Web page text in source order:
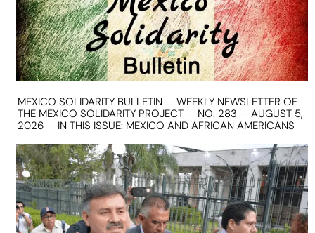
MEXICO SOLIDARITY BULLETIN — WEEKLY NEWSLETTER OF
THE MEXICO SOLIDARITY PROJECT — NO. 283 — AUGUST 5,
2026 — IN THIS ISSUE: MEXICO AND AFRICAN AMERICANS